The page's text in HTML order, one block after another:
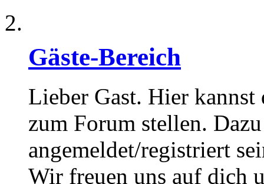
Gäste-Bereich
Lieber Gast. Hier kannst
zum Forum stellen.
angemeldet/registriert
Wir freuen uns auf dich